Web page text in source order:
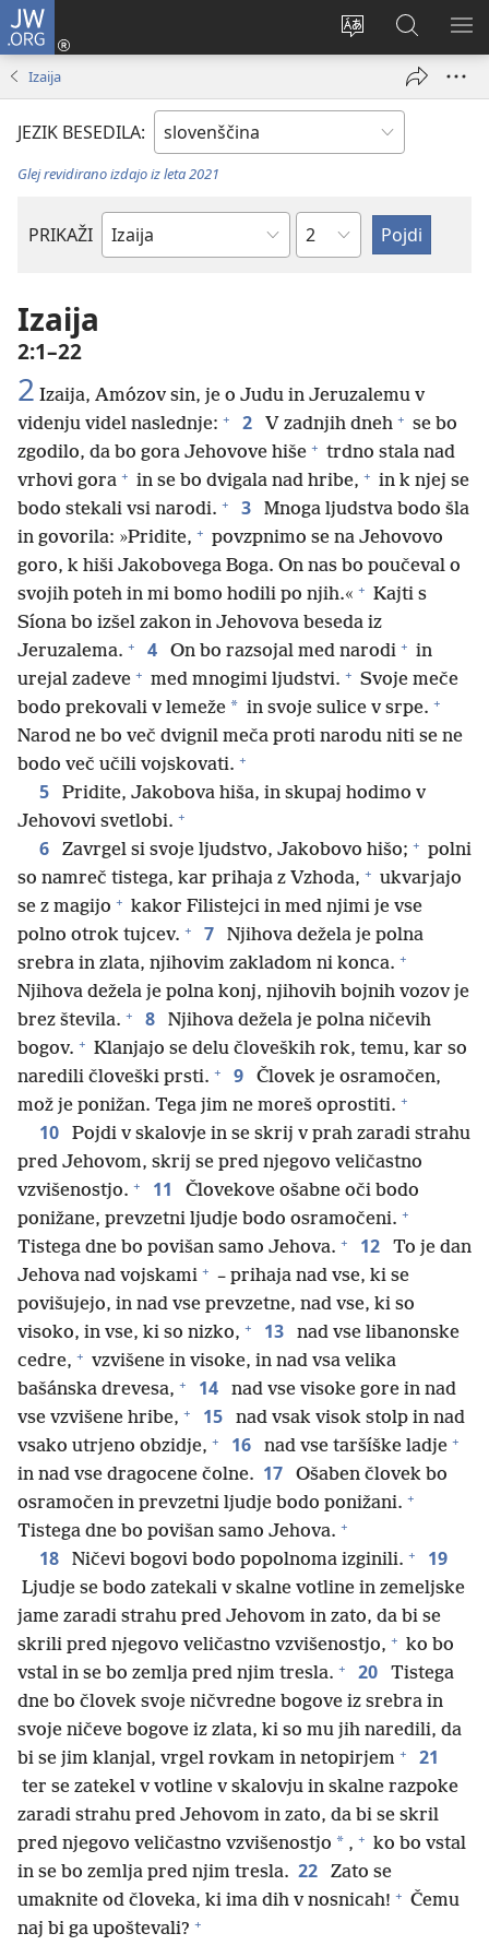
JW.ORG
Spremeni
spletnega
mesta
Prijava
(odpre
Iskanje
po
JW.ORG
Izaija
JEZIK BESEDILA:
Glej revidirano izdajo iz leta 2021
PRIKAŽI
Po
Poglavje
Izaija
2:1–22
2 Izaija, Amózov sin, je o Judu in Jeruzalemu v
videnju videl naslednje: + 2 V zadnjih dneh + se bo
zgodilo, da bo gora Jehovove hiše + trdno stala nad
vrhovi gora + in se bo dvigala nad hribe, + in k njej se
bodo stekali vsi narodi. + 3
Mnoga ljudstva bodo šla
in govorila: »Pridite, + povzpnimo se na Jehovovo
goro, k hiši Jakobovega Boga. On nas bo poučeval o
svojih poteh in mi bomo hodili po njih.« + Kajti s
Síona bo izšel zakon in Jehovova beseda iz
Jeruzalema. + 4 On bo razsojal med narodi + in
urejal zadeve + med mnogimi ljudstvi. + Svoje meče
bodo prekovali v lemeže * in svoje sulice v srpe. +
Narod ne bo več dvignil meča proti narodu niti se ne
bodo več učili vojskovati. +
5
Pridite, Jakobova hiša, in skupaj hodimo v
Jehovovi svetlobi. +
6 Zavrgel si svoje ljudstvo, Jakobovo hišo; + polni
so namreč tistega, kar prihaja z Vzhoda, + ukvarjajo
se z magijo + kakor Filistejci in med njimi je vse
polno otrok tujcev. + 7
Njihova dežela je polna
srebra in zlata, njihovim zakladom ni konca. +
Njihova dežela je polna konj, njihovih bojnih vozov je
brez števila. + 8
Njihova dežela je polna ničevih
bogov. + Klanjajo se delu človeških rok, temu, kar so
naredili človeški prsti. + 9
Človek je osramočen,
mož je ponižan. Tega jim ne moreš oprostiti. +
10
Pojdi v skalovje in se skrij v prah zaradi strahu
pred Jehovom, skrij se pred njegovo veličastno
vzvišenostjo. + 11
Človekove ošabne oči bodo
ponižane, prevzetni ljudje bodo osramočeni. +
Tistega dne bo povišan samo Jehova. + 12
To je dan
Jehova nad vojskami + – prihaja nad vse, ki se
povišujejo, in nad vse prevzetne, nad vse, ki so
visoko, in vse, ki so nizko, + 13
nad vse libanonske
cedre, + vzvišene in visoke, in nad vsa velika
bašánska drevesa, + 14
nad vse visoke gore in nad
vse vzvišene hribe, + 15
nad vsak visok stolp in nad
vsako utrjeno obzidje, + 16 nad vse taršíške ladje +
in nad vse dragocene čolne. 17
Ošaben človek bo
osramočen in prevzetni ljudje bodo ponižani. +
Tistega dne bo povišan samo Jehova. +
18 Ničevi bogovi bodo popolnoma izginili. + 19
Ljudje se bodo zatekali v skalne votline in zemeljske
jame zaradi strahu pred Jehovom in zato, da bi se
skrili pred njegovo veličastno vzvišenostjo, + ko bo
vstal in se bo zemlja pred njim tresla. + 20
Tistega
dne bo človek svoje ničvredne bogove iz srebra in
svoje ničeve bogove iz zlata, ki so mu jih naredili, da
bi se jim klanjal, vrgel rovkam in netopirjem + 21
ter se zatekel v votline v skalovju in skalne razpoke
zaradi strahu pred Jehovom in zato, da bi se skril
pred njegovo veličastno vzvišenostjo * , + ko bo vstal
in se bo zemlja pred njim tresla. 22
Zato se
umaknite od človeka, ki ima dih v nosnicah! + Čemu
naj bi ga upoštevali? +